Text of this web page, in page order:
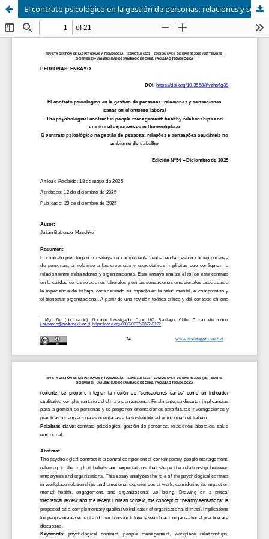
El contrato psicológico en la gestión de personas: relaciones y sensaciones sanas en el entorno laboral